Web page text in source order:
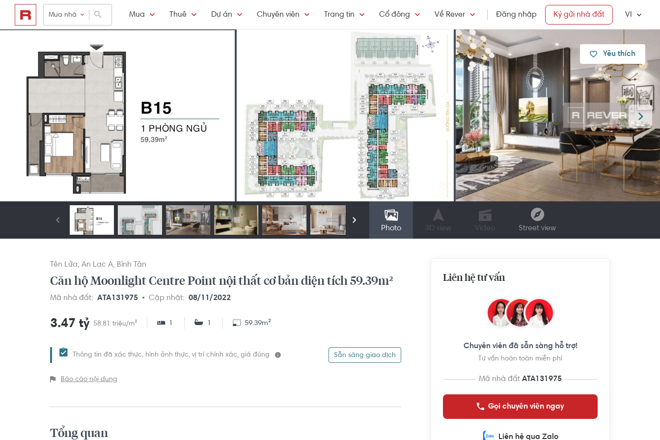
Mua nhà Mua Thuê Dự án Chuyên viên Trang tin Cổ đông Về Rever Đăng nhập Ký gửi nhà đất VI
Yêu thích
Photo 3D view Video Street view
Tên Lửa An Lạc A Bình Tân
Căn hộ Moonlight Centre Point nội thất cơ bản diện tích 59.39m²
Mã nhà đất: ATA131975 Cập nhật: 08/11/2022
3.47 tỷ 58.81 triệu/m² 1 1 59.39m²
Thông tin đã xác thực, hình ảnh thực, vị trí chính xác, giá đúng Sẵn sàng giao dịch
Báo cáo nội dung
Tổng quan
Liên hệ tư vấn
Chuyên viên đã sẵn sàng hỗ trợ!
Tư vấn hoàn toàn miễn phí
Mã nhà đất ATA131975
Gọi chuyên viên ngay
Liên hệ qua Zalo